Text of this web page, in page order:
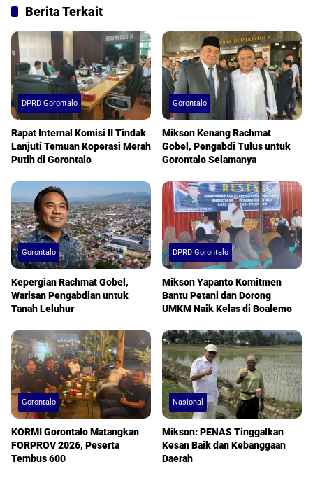
Berita Terkait
DPRD Gorontalo
Rapat Internal Komisi II Tindak
Lanjuti Temuan Koperasi Merah
Putih di Gorontalo
Gorontalo
Mikson Kenang Rachmat
Gobel, Pengabdi Tulus untuk
Gorontalo Selamanya
Gorontalo
Kepergian Rachmat Gobel,
Warisan Pengabdian untuk
Tanah Leluhur
DPRD Gorontalo
Mikson Yapanto Komitmen
Bantu Petani dan Dorong
UMKM Naik Kelas di Boalemo
Gorontalo
KORMI Gorontalo Matangkan
FORPROV 2026, Peserta
Tembus 600
Nasional
Mikson: PENAS Tinggalkan
Kesan Baik dan Kebanggaan
Daerah